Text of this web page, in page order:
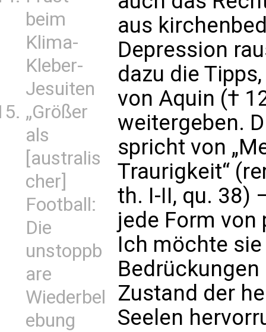
beim
Klima-
Kleber-
Jesuiten
„Größer
als
[australis
cher]
Football:
Die
unstoppb
are
Wiederbel
ebung
aus
Depression
dazu die
von Aquin (†
weitergeben.
spricht von
Traurigkeit“
th. I-II, qu. 38)
jede Form
Ich möchte
Zustand der
Seelen